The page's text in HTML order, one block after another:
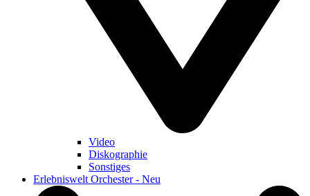
Video
Diskographie
Sonstiges
Erlebniswelt Orchester - Neu